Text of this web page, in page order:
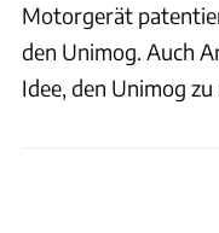
Motorgerät
den Unimog. Auch
Idee, den Unimog